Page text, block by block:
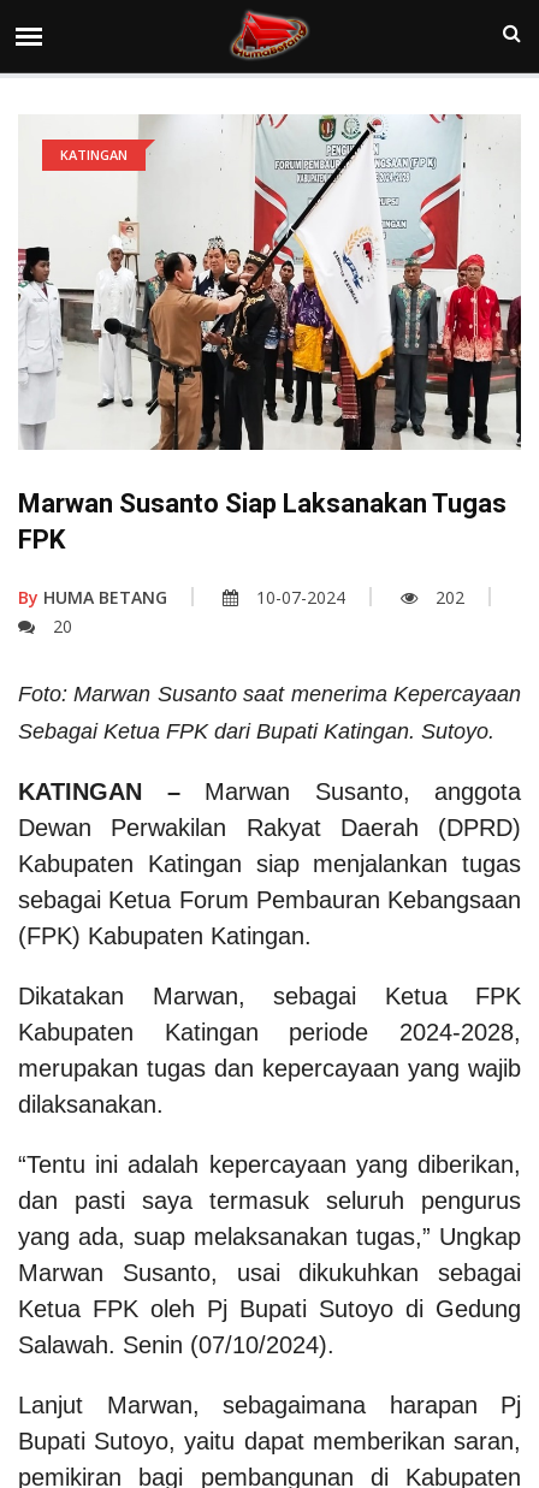
KATINGAN
Marwan Susanto Siap Laksanakan Tugas
FPK
By HUMA BETANG 10-07-2024
202
20
Foto: Marwan Susanto saat menerima Kepercayaan
Sebagai Ketua FPK dari Bupati Katingan. Sutoyo.
KATINGAN – Marwan Susanto, anggota
Dewan Perwakilan Rakyat Daerah (DPRD)
Kabupaten Katingan siap menjalankan tugas
sebagai Ketua Forum Pembauran Kebangsaan
(FPK) Kabupaten Katingan.
Dikatakan Marwan, sebagai Ketua FPK
Kabupaten Katingan periode 2024-2028,
merupakan tugas dan kepercayaan yang wajib
dilaksanakan.
“Tentu ini adalah kepercayaan yang diberikan,
dan pasti saya termasuk seluruh pengurus
yang ada, suap melaksanakan tugas,” Ungkap
Marwan Susanto, usai dikukuhkan sebagai
Ketua FPK oleh Pj Bupati Sutoyo di Gedung
Salawah. Senin (07/10/2024).
Lanjut Marwan, sebagaimana harapan Pj
Bupati Sutoyo, yaitu dapat memberikan saran,
pemikiran bagi pembangunan di Kabupaten